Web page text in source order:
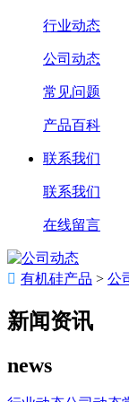
行业动态
公司动态
常见问题
产品百科
联系我们
联系我们
在线留言
 有机硅产品 > 公
新闻资讯
news